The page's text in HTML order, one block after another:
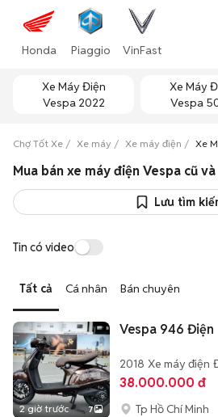
Honda Piaggio VinFast
Xe Máy Điện
Vespa 2022
Xe Máy
Vespa
Chợ Tốt Xe Xe máy Xe máy điện Xe
Mua bán xe máy điện Vespa cũ
Lưu tìm
Tin có video
Tất cả Cá nhân Bán chuyên
2 giờ trước 7
Vespa 946 Điện
2018 Xe máy điện
38.000.000 đ
Tp Hồ Chí Minh